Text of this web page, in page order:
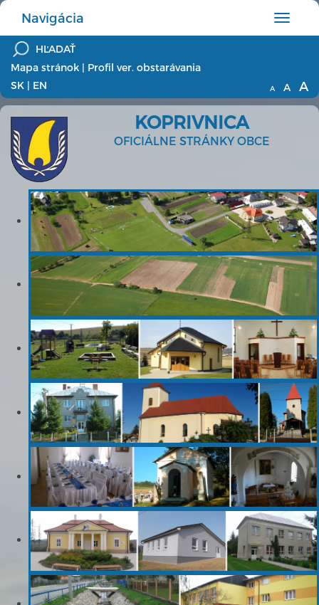
Hlavné
menu
Navigácia
Mapa stránok | Profil ver. obstarávania
SK | EN A A A
KOPRIVNICA
OFICIÁLNE STRÁNKY OBCE